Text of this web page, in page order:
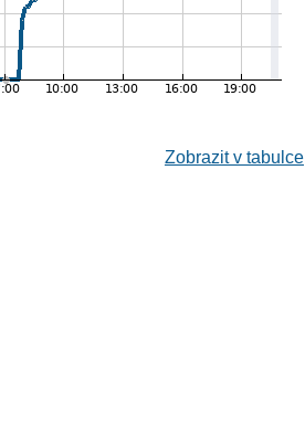
Zobrazit v tabulce